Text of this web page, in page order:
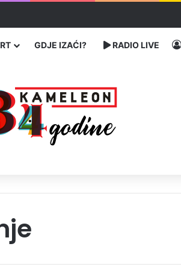
godišnji vozač
GDJE IZAĆI? RADIO LIVE